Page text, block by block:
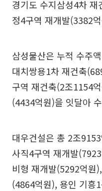
경기도 수지삼성4차
정4구역 재개발(3382
삼성물산은 누적 수주
대치쌍용1차 재건축
구역 재건축(2조1154
(4434억원)을 잇달아
대우건설은 총 2조
사직4구역 재개발
비형 재개발(5292억원
(4864억원), 용인 기흥